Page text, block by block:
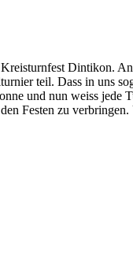
Dintikon.
teil. Dass in uns
und nun weiss jede
Festen zu